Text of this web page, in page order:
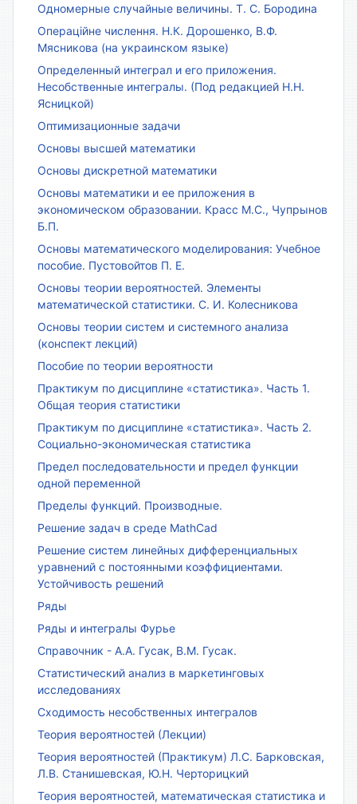
Одномерные случайные величины. Т. С. Бородина
Операційне числення. Н.К. Дорошенко, В.Ф.
Мясникова (на украинском языке)
Определенный интеграл и его приложения.
Несобственные интегралы. (Под редакцией Н.Н.
Ясницкой)
Оптимизационные задачи
Основы высшей математики
Основы дискретной математики
Основы математики и ее приложения в
экономическом образовании. Красс М.С., Чупрынов
Б.П.
Основы математического моделирования: Учебное
пособие. Пустовойтов П. Е.
Основы теории вероятностей. Элементы
математической статистики. С. И. Колесникова
Основы теории систем и системного анализа
(конспект лекций)
Пособие по теории вероятности
Практикум по дисциплине «статистика». Часть 1.
Общая теория статистики
Практикум по дисциплине «статистика». Часть 2.
Социально-экономическая статистика
Предел последовательности и предел функции
одной переменной
Пределы функций. Производные.
Решение задач в среде MathCad
Решение систем линейных дифференциальных
уравнений с постоянными коэффициентами.
Устойчивость решений
Ряды
Ряды и интегралы Фурье
Справочник - А.А. Гусак, В.М. Гусак.
Статистический анализ в маркетинговых
исследованиях
Сходимость несобственных интегралов
Теория вероятностей (Лекции)
Теория вероятностей (Практикум) Л.С. Барковская,
Л.В. Станишевская, Ю.Н. Черторицкий
Теория вероятностей, математическая статистика и